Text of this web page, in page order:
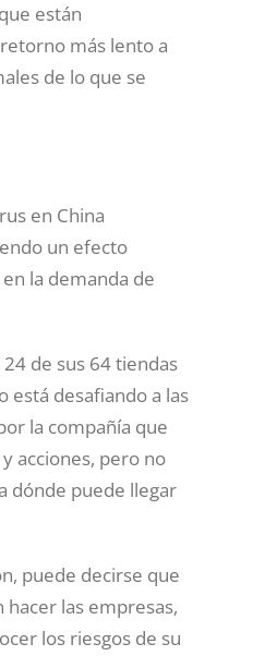
están
más lento a
de lo que se
en China
un efecto
la demanda de
de sus 64 tiendas
está desafiando a las
la compañía que
acciones, pero no
dónde puede llegar
puede decirse que
las empresas,
los riesgos de su